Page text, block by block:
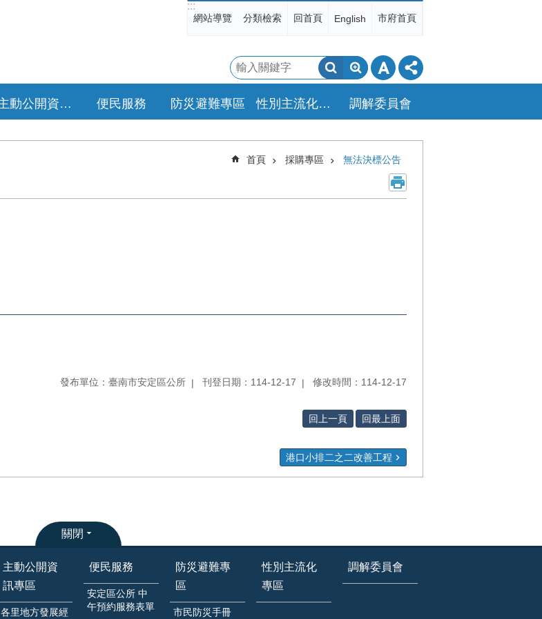
:::
網站導覽 分類檢索 回首頁 English 市府首頁
搜
尋
主動公開資訊專區 便民服務 防災避難專區 性別主流化專區 調解委員會
首頁 採購專區 無法決標公告
發布單位：臺南市安定區公所 刊登日期：114-12-17 修改時間：114-12-17
回上一頁 回最上面
港口小排二之二改善工程
關閉
主動公開資
訊專區
各里地方發展經
便民服務
安定區公所 中
午預約服務表單
防災避難專
區
市民防災手冊
性別主流化
專區
調解委員會